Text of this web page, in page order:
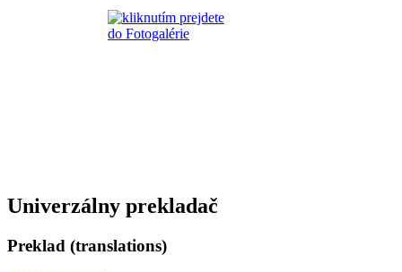
Univerzálny prekladač
Preklad (translations)